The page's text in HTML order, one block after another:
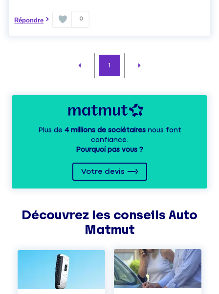
Répondre 0
1
Plus de 4 millions de sociétairesnous font
confiance.
Pourquoi pas vous ?
Votre devis
Découvrez les conseils Auto
Matmut